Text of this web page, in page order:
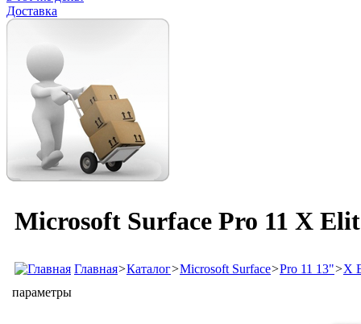
Доставка
Microsoft Surface Pro 11 X
Главная>Каталог>Microsoft Surface>Pro 11 13">X
параметры